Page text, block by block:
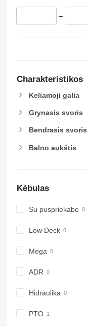
–
Charakteristikos
Keliamoji galia
Grynasis svoris
Bendrasis svoris
Balno aukštis
Kėbulas
Su puspriekabe
Low Deck
Mega
ADR
Hidraulika
PTO